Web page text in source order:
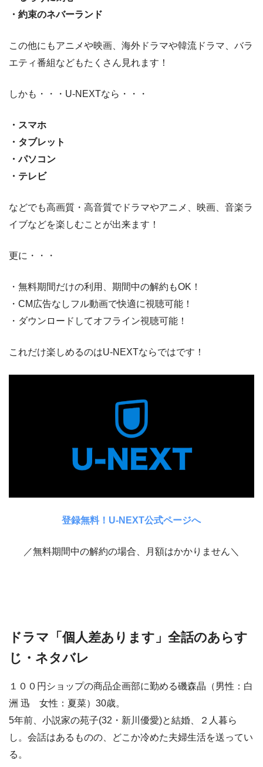
・約束のネバーランド
この他にもアニメや映画、海外ドラマや韓流ドラマ、バラ
エティ番組などもたくさん見れます！
しかも・・・U-NEXTなら・・・
・スマホ
・タブレット
・パソコン
・テレビ
などでも高画質・高音質でドラマやアニメ、映画、音楽ラ
イブなどを楽しむことが出来ます！
更に・・・
・無料期間だけの利用、期間中の解約もOK！
・CM広告なしフル動画で快適に視聴可能！
・ダウンロードしてオフライン視聴可能！
これだけ楽しめるのはU-NEXTならではです！
登録無料！U-NEXT公式ページへ
／無料期間中の解約の場合、月額はかかりません＼
ドラマ「個人差あります」全話のあらす
じ・ネタバレ
１００円ショップの商品企画部に勤める磯森晶（男性：白
洲 迅 女性：夏菜）30歳。
5年前、小説家の苑子(32・新川優愛)と結婚、２人暮ら
し。会話はあるものの、どこか冷めた夫婦生活を送ってい
る。